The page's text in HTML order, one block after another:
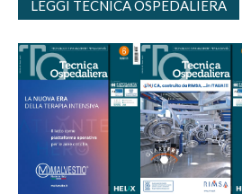
LEGGI TECNICA OSPEDALIERA